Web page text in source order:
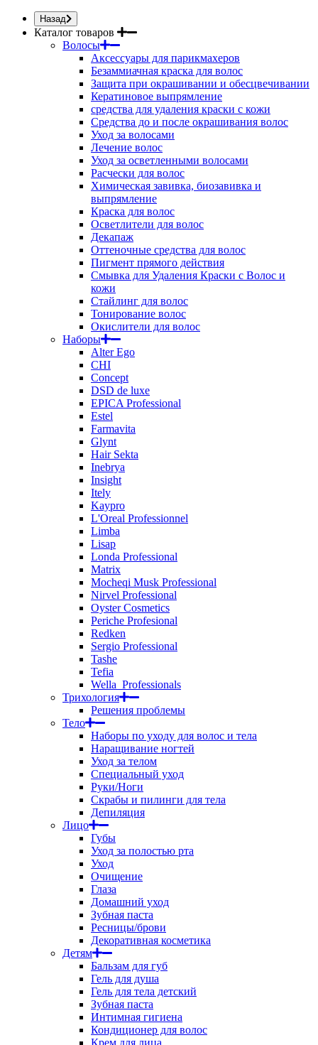
Назад
Каталог товаров
Волосы
Аксессуары для парикмахеров
Безаммиачная краска для волос
Защита при окрашивании и обесцвечивании
Кератиновое выпрямление
средства для удаления краски с кожи
Средства до и после окрашивания волос
Уход за волосами
Лечение волос
Уход за осветленными волосами
Расчески для волос
Химическая завивка, биозавивка и
выпрямление
Краска для волос
Осветлители для волос
Декапаж
Оттеночные средства для волос
Пигмент прямого действия
Смывка для Удаления Краски с Волос и
кожи
Стайлинг для волос
Тонирование волос
Окислители для волос
Наборы
Alter Ego
CHI
Concept
DSD de luxe
EPICA Professional
Estel
Farmavita
Glynt
Hair Sekta
Inebrya
Insight
Itely
Kaypro
L'Oreal Professionnel
Limba
Lisap
Londa Professional
Matrix
Mocheqi Musk Professional
Nirvel Professional
Oyster Cosmetics
Periche Profesional
Redken
Sergio Professional
Tashe
Tefia
Wella_Professionals
Трихология
Решения проблемы
Тело
Наборы по уходу для волос и тела
Наращивание ногтей
Уход за телом
Специальный уход
Руки/Ноги
Скрабы и пилинги для тела
Депиляция
Лицо
Губы
Уход за полостью рта
Уход
Очищение
Глаза
Домашний уход
Зубная паста
Ресницы/брови
Декоративная косметика
Детям
Бальзам для губ
Гель для душа
Гель для тела детский
Зубная паста
Интимная гигиена
Кондиционер для волос
Крем для лица